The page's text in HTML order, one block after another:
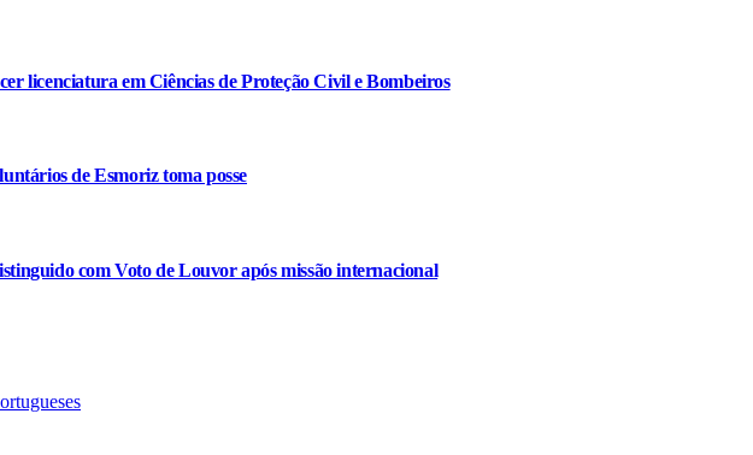
licenciatura em Ciências de Proteção Civil e Bombeiros
de Esmoriz toma posse
com Voto de Louvor após missão internacional